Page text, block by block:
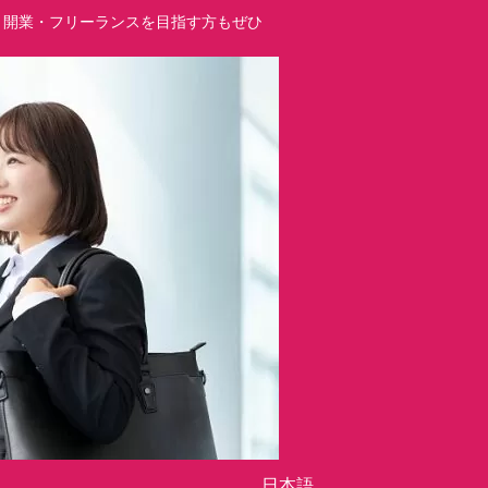
業・フリーランスを目指す方もぜひ